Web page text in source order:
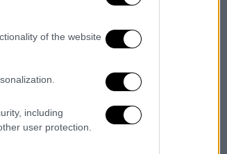
of the website
including
user protection.
ενώ
τις
βόλτα